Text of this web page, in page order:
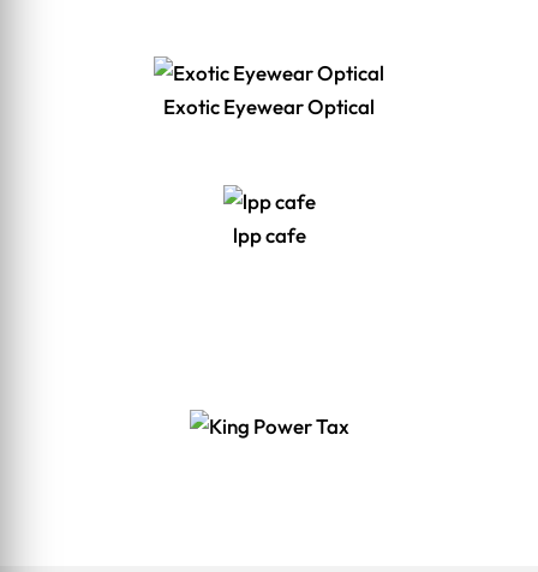
Exotic Eyewear Optical
lpp cafe